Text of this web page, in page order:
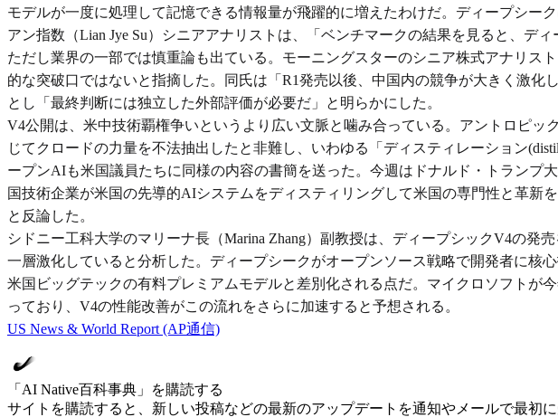
モデルが一度に処理して記憶できる情報量が飛躍的に増えたわけだ。ディープシー
アン指数（Lian Jye Su）シニアアナリストは、「ベンチマークの結果を見ると、
ただし業界の一部では慎重論も出ている。モーニングスターのシニア株式アナリス
的な突破口ではないと指摘した。同氏は「R1発売以後、中国内の競争が大きく激
とし「最終判断には独立した外部評価が必要だ」と明らかにした。
V4公開は、米中技術覇権争いというより広い文脈と噛み合っている。アントロピ
じてクロードの力量を不法抽出したと非難し、いわゆる「ディスティレーション
ープンAIも米国議員たちに同様の内容の書簡を送った。今週はドナルド・トランプ
国技術企業が米国の先導的AIシステムをディスティリングして米国の専門性と革
と反論した。
シドニー工科大学のマリーナ長（Marina Zhang）副教授は、ディープシックV4の
一層激化していると分析した。ディープシークがオープンソース戦略で開発者に
米国ビッグテックの有料プレミアムモデルと差別化される点だ。マイクロソフトが
っており、V4の性能改善がこの流れをさらに加速すると予想される。
US News & World Report (AP通信)
「AI Native百科事典」を購読する
サイトを購読すると、新しい投稿などの最新のアップデートを通知やメールで最初に